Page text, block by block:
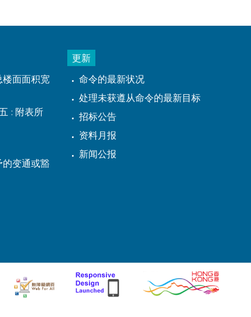
面面积宽
: 附表所
变通或豁
更新
命令的最新状况
处理未获遵从命令的最新目标
招标公告
资料月报
新闻公报